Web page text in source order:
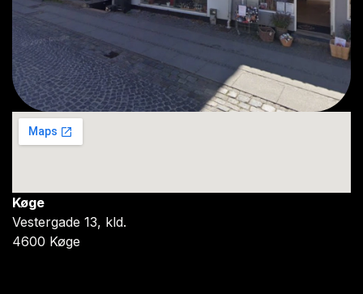
Køge
Vestergade 13, kld.
4600 Køge